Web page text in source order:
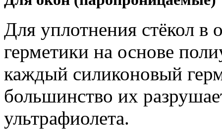
Для уплотнения стёкол в
герметики на основе
каждый силиконовый
большинство их
ультрафиолета.